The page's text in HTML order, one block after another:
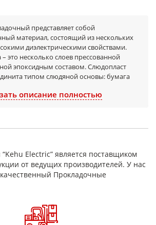
представляет собой
материал, состоящий из нескольких
диэлектрическими свойствами.
это несколько слоев прессованной
эпоксидным составом. Слюдопласт
типом слюдяной основы: бумага
к миканитам – это прокладочный
наши менеджеры помогут с выбором
состав
материал, состоящий из
слои слюдопластовой
описание полностью
Electric” является поставщиком
от ведущих производителей. У нас
Прокладочные